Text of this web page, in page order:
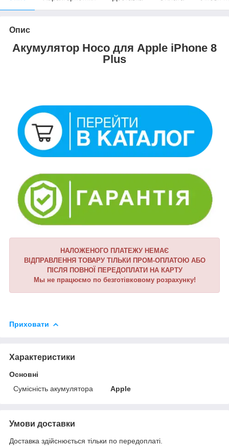
Опис
Акумулятор Hoco для Apple iPhone 8
Plus
НАЛОЖЕНОГО ПЛАТЕЖУ НЕМАЄ
ВІДПРАВЛЕННЯ ТОВАРУ ТІЛЬКИ ПРОМ-ОПЛАТОЮ АБО
ПІСЛЯ ПОВНОЇ ПЕРЕДОПЛАТИ НА КАРТУ
Мы не працюємо по безготівковому розрахунку!
Приховати
Характеристики
Основні
Сумісність акумулятора
Apple
Умови доставки
Доставка здійснюється тільки по передоплаті.